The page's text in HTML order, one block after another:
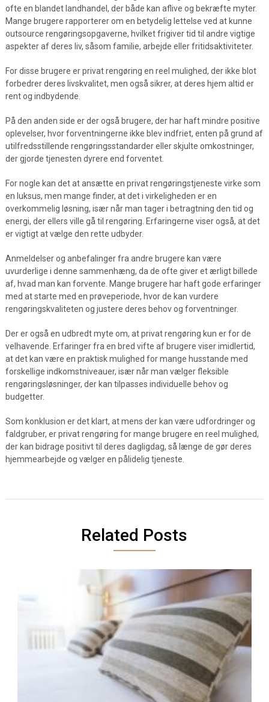
ofte en blandet landhandel, der både kan aflive og bekræfte myter.
Mange brugere rapporterer om en betydelig lettelse ved at kunne
outsource rengøringsopgaverne, hvilket frigiver tid til andre vigtige
aspekter af deres liv, såsom familie, arbejde eller fritidsaktiviteter.
For disse brugere er privat rengøring en reel mulighed, der ikke blot
forbedrer deres livskvalitet, men også sikrer, at deres hjem altid er
rent og indbydende.
På den anden side er der også brugere, der har haft mindre positive
oplevelser, hvor forventningerne ikke blev indfriet, enten på grund af
utilfredsstillende rengøringsstandarder eller skjulte omkostninger,
der gjorde tjenesten dyrere end forventet.
For nogle kan det at ansætte en privat rengøringstjeneste virke som
en luksus, men mange finder, at det i virkeligheden er en
overkommelig løsning, især når man tager i betragtning den tid og
energi, der ellers ville gå til rengøring. Erfaringerne viser også, at det
er vigtigt at vælge den rette udbyder.
Anmeldelser og anbefalinger fra andre brugere kan være
uvurderlige i denne sammenhæng, da de ofte giver et ærligt billede
af, hvad man kan forvente. Mange brugere har haft gode erfaringer
med at starte med en prøveperiode, hvor de kan vurdere
rengøringskvaliteten og justere deres behov og forventninger.
Der er også en udbredt myte om, at privat rengøring kun er for de
velhavende. Erfaringer fra en bred vifte af brugere viser imidlertid,
at det kan være en praktisk mulighed for mange husstande med
forskellige indkomstniveauer, især når man vælger fleksible
rengøringsløsninger, der kan tilpasses individuelle behov og
budgetter.
Som konklusion er det klart, at mens der kan være udfordringer og
faldgruber, er privat rengøring for mange brugere en reel mulighed,
der kan bidrage positivt til deres dagligdag, så længe de gør deres
hjemmearbejde og vælger en pålidelig tjeneste.
Related Posts